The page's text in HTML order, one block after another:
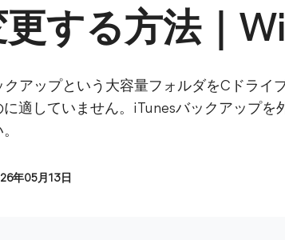
する方法｜
アップという大容量フォルダをCドライ
適していません。iTunesバックアップを
年05月13日